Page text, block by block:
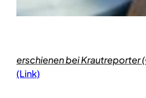
erschienen bei Krautreporter
(Link)